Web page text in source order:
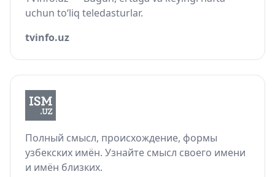
uchun to‘liq teledasturlar.
tvinfo.uz
Полный смысл, происхождение, формы
узбекских имён. Узнайте смысл своего имени
и имён близких.